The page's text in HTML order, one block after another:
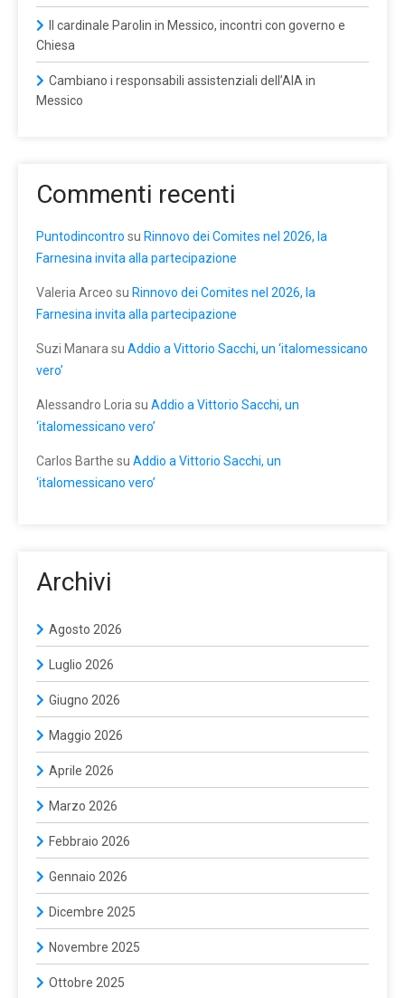
Il cardinale Parolin in Messico, incontri con governo e
Chiesa
Cambiano i responsabili assistenziali dell’AIA in
Messico
Commenti recenti
Puntodincontro su Rinnovo dei Comites nel 2026, la
Farnesina invita alla partecipazione
Valeria Arceo su Rinnovo dei Comites nel 2026, la
Farnesina invita alla partecipazione
Suzi Manara su Addio a Vittorio Sacchi, un ‘italomessicano
vero’
Alessandro Loria su Addio a Vittorio Sacchi, un
‘italomessicano vero’
Carlos Barthe su Addio a Vittorio Sacchi, un
‘italomessicano vero’
Archivi
Agosto 2026
Luglio 2026
Giugno 2026
Maggio 2026
Aprile 2026
Marzo 2026
Febbraio 2026
Gennaio 2026
Dicembre 2025
Novembre 2025
Ottobre 2025